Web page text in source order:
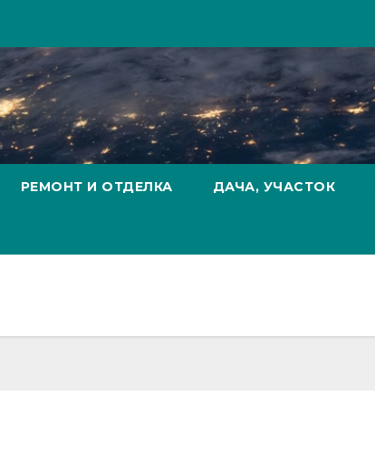
РЕМОНТ И ОТДЕЛКА ДАЧА, УЧАСТОК